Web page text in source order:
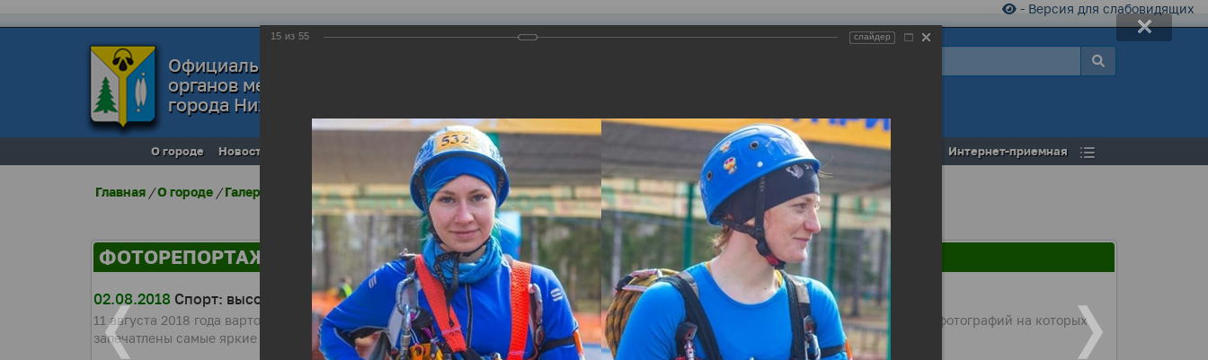
- Версия для слабовидящих
Официальный сайт
органов местного самоуправления
города Нижневартовска
О городе Новости Местное самоуправление Документы Торговая площадка Открытый бюджет Интернет-приемная
Главная /О городе /Галерея города/Фоторепортажи
ФОТОРЕПОРТАЖИ
02.08.2018 Спорт: высокие достижения
11 августа 2018 года вартовчане традиционно отметят самый спортивный праздник года – День физкультурника.Подготовили серию фотографий на которых
запечатлены самые яркие моменты выступления наших спортсменов.
15 из 55 слайдер